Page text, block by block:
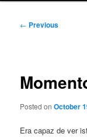
Post
← Previous
Posted onOctober
Era capaz de ver